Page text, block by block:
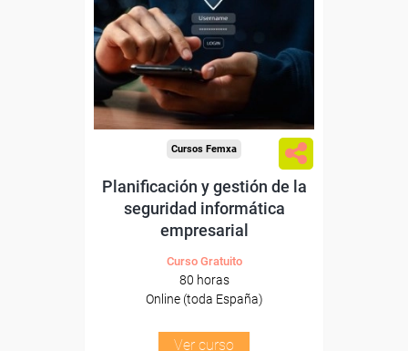
Para desempleados,
trabajadores y autónomos.
Sector
-Servicios a las Empresas.
Cursos Femxa
Planificación y gestión de la
seguridad informática
empresarial
Curso Gratuito
80 horas
Online (toda España)
Ver curso